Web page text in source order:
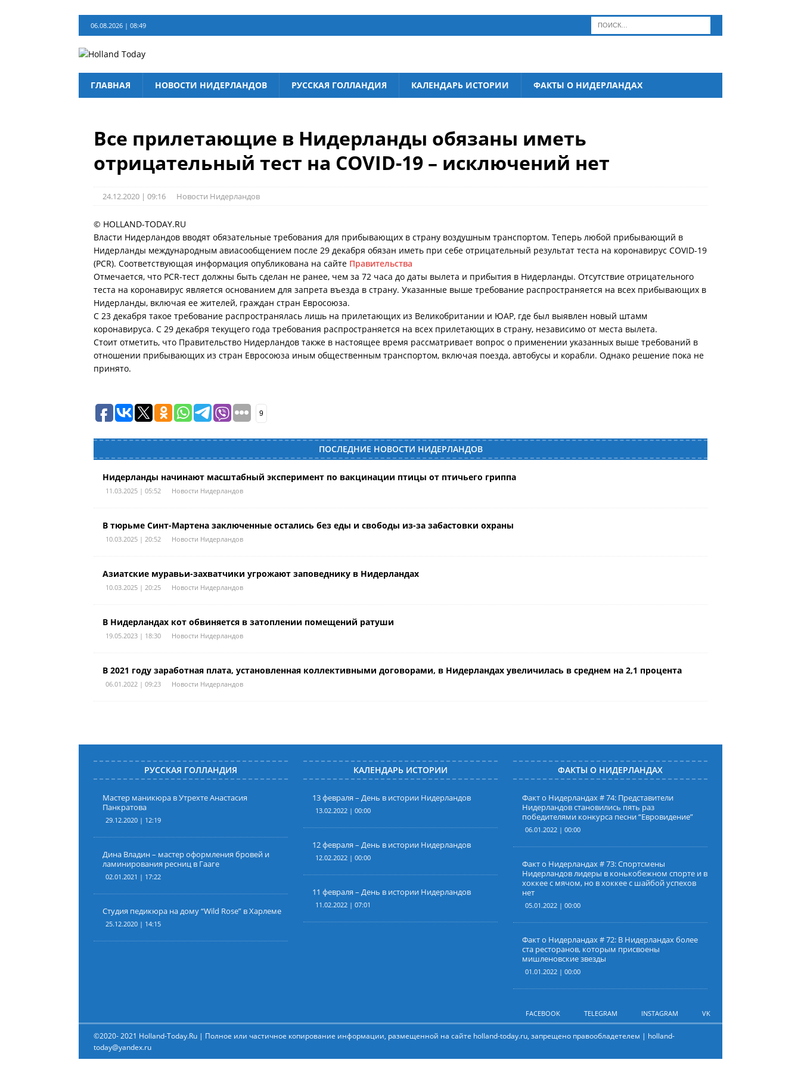
06.08.2026 | 08:49
ГЛАВНАЯ НОВОСТИ НИДЕРЛАНДОВ РУССКАЯ ГОЛЛАНДИЯ КАЛЕНДАРЬ ИСТОРИИ ФАКТЫ О НИДЕРЛАНДАХ
Все прилетающие в Нидерланды обязаны иметь
отрицательный тест на COVID-19 – исключений нет
24.12.2020 | 09:16 Новости Нидерландов
© HOLLAND-TODAY.RU
Власти Нидерландов вводят обязательные требования для прибывающих в страну воздушным транспортом. Теперь любой прибывающий в
Нидерланды международным авиасообщением после 29 декабря обязан иметь при себе отрицательный результат теста на коронавирус COVID-19
(PCR). Соответствующая информация опубликована на сайте Правительства
Отмечается, что PCR-тест должны быть сделан не ранее, чем за 72 часа до даты вылета и прибытия в Нидерланды. Отсутствие отрицательного
теста на коронавирус является основанием для запрета въезда в страну. Указанные выше требование распространяется на всех прибывающих в
Нидерланды, включая ее жителей, граждан стран Евросоюза.
С 23 декабря такое требование распространялась лишь на прилетающих из Великобритании и ЮАР, где был выявлен новый штамм
коронавируса. С 29 декабря текущего года требования распространяется на всех прилетающих в страну, независимо от места вылета.
Стоит отметить, что Правительство Нидерландов также в настоящее время рассматривает вопрос о применении указанных выше требований в
отношении прибывающих из стран Евросоюза иным общественным транспортом, включая поезда, автобусы и корабли. Однако решение пока не
принято.
9
ПОСЛЕДНИЕ НОВОСТИ НИДЕРЛАНДОВ
Нидерланды начинают масштабный эксперимент по вакцинации птицы от птичьего гриппа
11.03.2025 | 05:52 Новости Нидерландов
В тюрьме Синт-Мартена заключенные остались без еды и свободы из-за забастовки охраны
10.03.2025 | 20:52 Новости Нидерландов
Азиатские муравьи-захватчики угрожают заповеднику в Нидерландах
10.03.2025 | 20:25 Новости Нидерландов
В Нидерландах кот обвиняется в затоплении помещений ратуши
19.05.2023 | 18:30 Новости Нидерландов
В 2021 году заработная плата, установленная коллективными договорами, в Нидерландах увеличилась в среднем на 2,1 процента
06.01.2022 | 09:23 Новости Нидерландов
РУССКАЯ ГОЛЛАНДИЯ
Мастер маникюра в Утрехте Анастасия
Панкратова
29.12.2020 | 12:19
Дина Владин – мастер оформления бровей и
ламинирования ресниц в Гааге
02.01.2021 | 17:22
Студия педикюра на дому “Wild Rose” в Харлеме
25.12.2020 | 14:15
КАЛЕНДАРЬ ИСТОРИИ
13 февраля – День в истории Нидерландов
13.02.2022 | 00:00
12 февраля – День в истории Нидерландов
12.02.2022 | 00:00
11 февраля – День в истории Нидерландов
11.02.2022 | 07:01
ФАКТЫ О НИДЕРЛАНДАХ
Факт о Нидерландах # 74: Представители
Нидерландов становились пять раз
победителями конкурса песни “Евровидение”
06.01.2022 | 00:00
Факт о Нидерландах # 73: Спортсмены
Нидерландов лидеры в конькобежном спорте и в
хоккее с мячом, но в хоккее с шайбой успехов
нет
05.01.2022 | 00:00
Факт о Нидерландах # 72: В Нидерландах более
ста ресторанов, которым присвоены
мишленовские звезды
01.01.2022 | 00:00
FACEBOOK TELEGRAM INSTAGRAM VK
©2020- 2021 Holland-Today.Ru | Полное или частичное копирование информации, размещенной на сайте holland-today.ru, запрещено правообладетелем | holland-
today@yandex.ru